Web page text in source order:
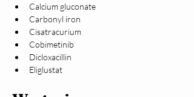
Calcium gluconate
Carbonyl iron
Cisatracurium
Cobimetinib
Dicloxacillin
Eliglustat